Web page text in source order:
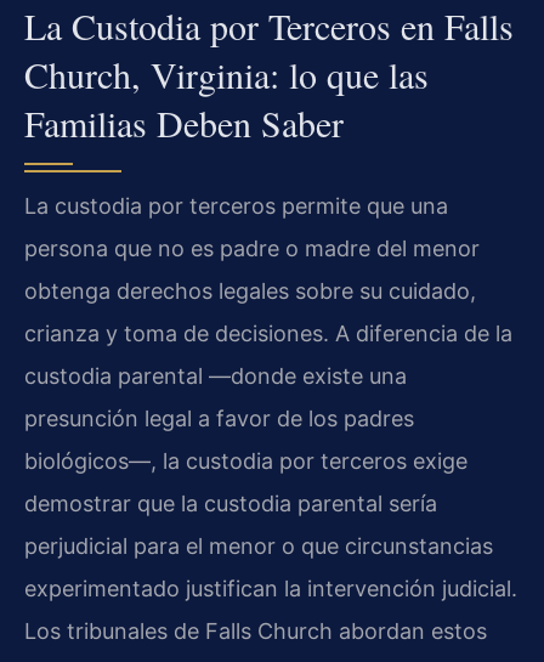
La Custodia por Terceros en Falls
Church, Virginia: lo que las
Familias Deben Saber
La custodia por terceros permite que una
persona que no es padre o madre del menor
obtenga derechos legales sobre su cuidado,
crianza y toma de decisiones. A diferencia de la
custodia parental —donde existe una
presunción legal a favor de los padres
biológicos—, la custodia por terceros exige
demostrar que la custodia parental sería
perjudicial para el menor o que circunstancias
experimentado justifican la intervención judicial.
Los tribunales de Falls Church abordan estos